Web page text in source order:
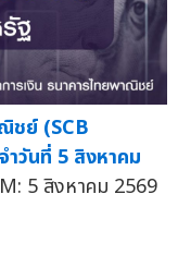
ชย์ (SCB
วันที่ 5 สิงหาคม
5 สิงหาคม 2569